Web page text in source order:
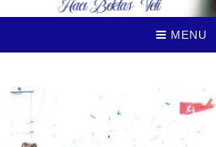
MENU